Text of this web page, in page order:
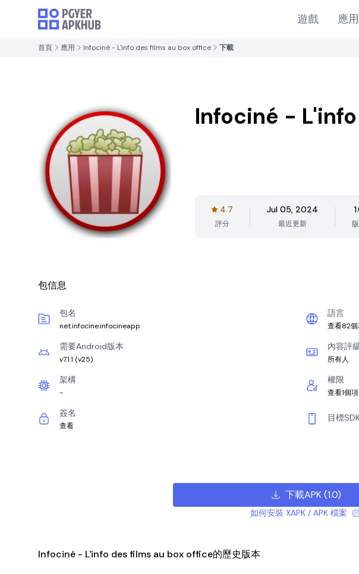
遊戲 應用
首頁 應用 Infociné - L'info des films au box office 下載
Infociné -
4.7
評分
Jul 05, 2024
最近更新
包信息
包名
net.infocine.infocineapp
語言
查看82個
需要Android版本
v7.1.1 (v25)
內容評級
所有人
架構
-
權限
查看1個
簽名
查看
目標
下載APK(1.0)
如何安裝 XAPK / APK 檔案
Infociné - L'info des films au box office的歷史版本